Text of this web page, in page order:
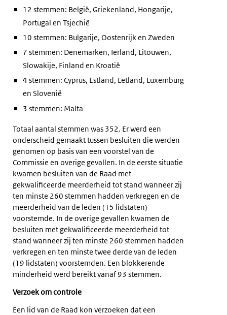
12 stemmen: België, Griekenland, Hongarije,
Portugal en Tsjechië
10 stemmen: Bulgarije, Oostenrijk en Zweden
7 stemmen: Denemarken, Ierland, Litouwen,
Slowakije, Finland en Kroatië
4 stemmen: Cyprus, Estland, Letland, Luxemburg
en Slovenië
3 stemmen: Malta
Totaal aantal stemmen was 352. Er werd een
onderscheid gemaakt tussen besluiten die werden
genomen op basis van een voorstel van de
Commissie en overige gevallen. In de eerste situatie
kwamen besluiten van de Raad met
gekwalificeerde meerderheid tot stand wanneer zij
ten minste 260 stemmen hadden verkregen en de
meerderheid van de leden (15 lidstaten)
voorstemde. In de overige gevallen kwamen de
besluiten met gekwalificeerde meerderheid tot
stand wanneer zij ten minste 260 stemmen hadden
verkregen en ten minste twee derde van de leden
(19 lidstaten) voorstemden. Een blokkerende
minderheid werd bereikt vanaf 93 stemmen.
Verzoek om controle
Een lid van de Raad kon verzoeken dat een